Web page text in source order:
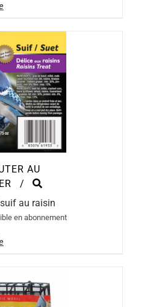
AU
/
suif au raisin
en abonnement